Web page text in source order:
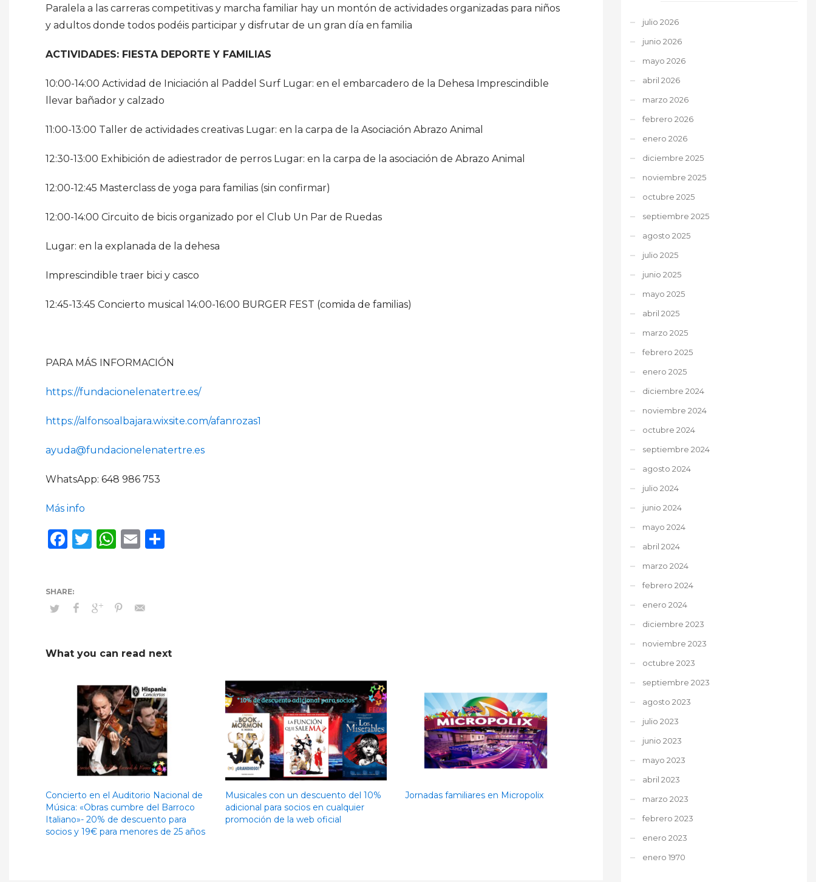
Paralela a las carreras competitivas y marcha familiar hay un montón de actividades organizadas para niños
y adultos donde todos podéis participar y disfrutar de un gran día en familia
ACTIVIDADES: FIESTA DEPORTE Y FAMILIAS
10:00-14:00 Actividad de Iniciación al Paddel Surf Lugar: en el embarcadero de la Dehesa Imprescindible
llevar bañador y calzado
11:00-13:00 Taller de actividades creativas Lugar: en la carpa de la Asociación Abrazo Animal
12:30-13:00 Exhibición de adiestrador de perros Lugar: en la carpa de la asociación de Abrazo Animal
12:00-12:45 Masterclass de yoga para familias (sin confirmar)
12:00-14:00 Circuito de bicis organizado por el Club Un Par de Ruedas
Lugar: en la explanada de la dehesa
Imprescindible traer bici y casco
12:45-13:45 Concierto musical 14:00-16:00 BURGER FEST (comida de familias)
PARA MÁS INFORMACIÓN
https://fundacionelenatertre.es/
https://alfonsoalbajara.wixsite.com/afanrozas1
ayuda@fundacionelenatertre.es
WhatsApp: 648 986 753
Más info
Facebook
Twitter
WhatsApp
Email
What you can read next
Concierto en el Auditorio Nacional de
Música: «Obras cumbre del Barroco
Italiano»- 20% de descuento para
socios y 19€ para menores de 25 años
Musicales con un descuento del 10%
adicional para socios en cualquier
promoción de la web oficial
Jornadas familiares en Micropolix
julio 2026
junio 2026
mayo 2026
abril 2026
marzo 2026
febrero 2026
enero 2026
diciembre 2025
noviembre 2025
octubre 2025
septiembre 2025
agosto 2025
julio 2025
junio 2025
mayo 2025
abril 2025
marzo 2025
febrero 2025
enero 2025
diciembre 2024
noviembre 2024
octubre 2024
septiembre 2024
agosto 2024
julio 2024
junio 2024
mayo 2024
abril 2024
marzo 2024
febrero 2024
enero 2024
diciembre 2023
noviembre 2023
octubre 2023
septiembre 2023
agosto 2023
julio 2023
junio 2023
mayo 2023
abril 2023
marzo 2023
febrero 2023
enero 2023
enero 1970